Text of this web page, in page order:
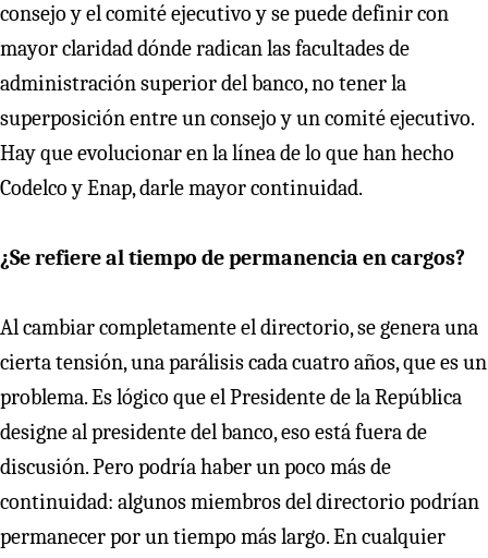
consejo y el comité ejecutivo y se puede definir con
mayor claridad dónde radican las facultades de
administración superior del banco, no tener la
superposición entre un consejo y un comité ejecutivo.
Hay que evolucionar en la línea de lo que han hecho
Codelco y Enap, darle mayor continuidad.
¿Se refiere al tiempo de permanencia en cargos?
Al cambiar completamente el directorio, se genera una
cierta tensión, una parálisis cada cuatro años, que es un
problema. Es lógico que el Presidente de la República
designe al presidente del banco, eso está fuera de
discusión. Pero podría haber un poco más de
continuidad: algunos miembros del directorio podrían
permanecer por un tiempo más largo. En cualquier